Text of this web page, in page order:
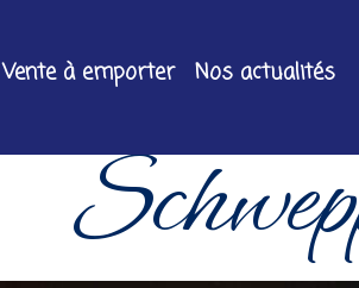
Vente à emporter Nos actualités